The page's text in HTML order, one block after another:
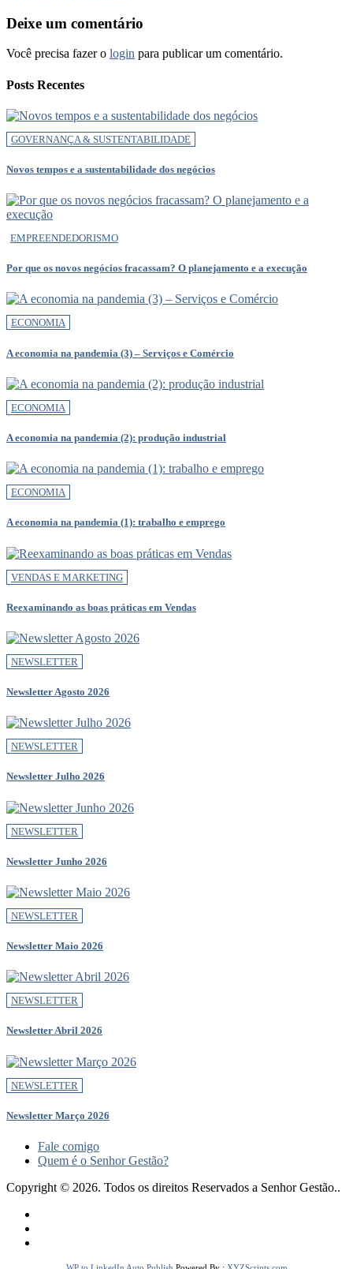
Deixe um comentário
Você precisa fazer o login para publicar um comentário.
Posts Recentes
GOVERNANÇA & SUSTENTABILIDADE
Novos tempos e a sustentabilidade dos negócios
EMPREENDEDORISMO
Por que os novos negócios fracassam? O planejamento e a execução
ECONOMIA
A economia na pandemia (3) – Serviços e Comércio
ECONOMIA
A economia na pandemia (2): produção industrial
ECONOMIA
A economia na pandemia (1): trabalho e emprego
VENDAS E MARKETING
Reexaminando as boas práticas em Vendas
NEWSLETTER
Newsletter Agosto 2026
NEWSLETTER
Newsletter Julho 2026
NEWSLETTER
Newsletter Junho 2026
NEWSLETTER
Newsletter Maio 2026
NEWSLETTER
Newsletter Abril 2026
NEWSLETTER
Newsletter Março 2026
Fale comigo
Quem é o Senhor Gestão?
Copyright © 2026. Todos os direitos Reservados a Senhor Gestão..